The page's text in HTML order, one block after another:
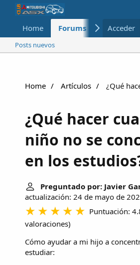
Home Forums Nuevo
Acceder
Posts nuevos
Home Artículos ¿Qué
¿Qué hacer
niño no se
en los
Preguntado por: Javier
actualización: 24 de mayo de
Puntuación:
valoraciones)
Cómo ayudar a mi hijo a
estudiar: